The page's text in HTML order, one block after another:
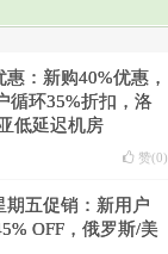
惠：新购40%优惠，
循环35%折扣，洛
低延迟机房
赞(0)
期五促销：新用户
OFF，俄罗斯/美